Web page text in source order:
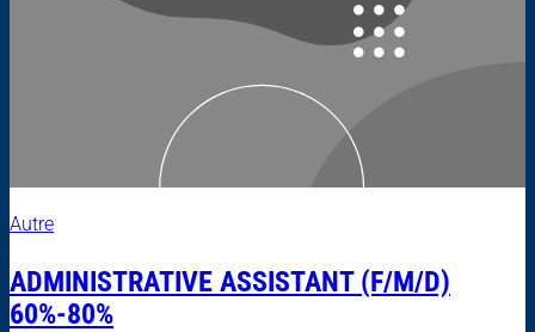
Autre
ADMINISTRATIVE ASSISTANT (F/M/D)
60%-80%